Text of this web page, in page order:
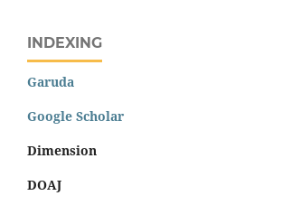
INDEXING
Garuda
Google Scholar
Dimension
DOAJ